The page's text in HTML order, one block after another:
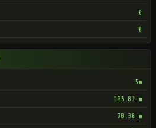
0
0
5m
105.82 m
78.38 m